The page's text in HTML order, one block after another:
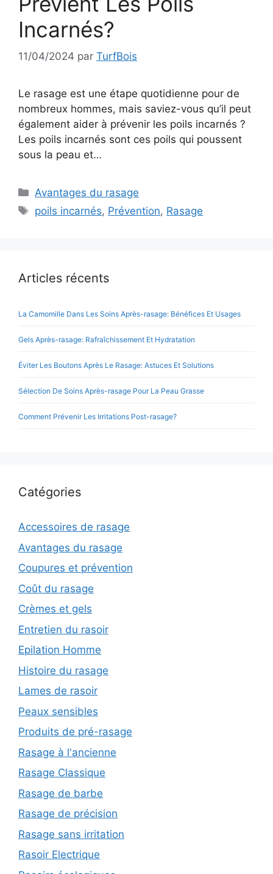
Incarnés?
11/04/2024 par TurfBois
Le rasage est une étape quotidienne pour de
nombreux hommes, mais saviez-vous qu’il peut
également aider à prévenir les poils incarnés ?
Les poils incarnés sont ces poils qui poussent
sous la peau et…
Catégories
Avantages du rasage
Étiquettes
poils incarnés, Prévention, Rasage
Articles récents
La Camomille Dans Les Soins Après-rasage: Bénéfices Et Usages
Gels Après-rasage: Rafraîchissement Et Hydratation
Éviter Les Boutons Après Le Rasage: Astuces Et Solutions
Sélection De Soins Après-rasage Pour La Peau Grasse
Comment Prévenir Les Irritations Post-rasage?
Catégories
Accessoires de rasage
Avantages du rasage
Coupures et prévention
Coût du rasage
Crèmes et gels
Entretien du rasoir
Epilation Homme
Histoire du rasage
Lames de rasoir
Peaux sensibles
Produits de pré-rasage
Rasage à l'ancienne
Rasage Classique
Rasage de barbe
Rasage de précision
Rasage sans irritation
Rasoir Electrique